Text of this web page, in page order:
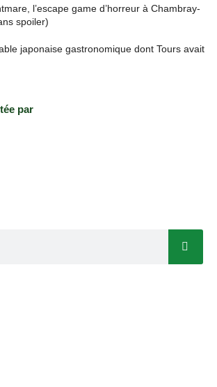
l’escape game d’horreur à Chambray-
spoiler)
japonaise gastronomique dont Tours avait
par